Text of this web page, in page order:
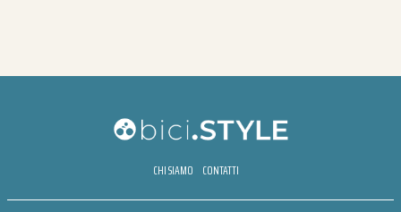
CHI SIAMO CONTATTI